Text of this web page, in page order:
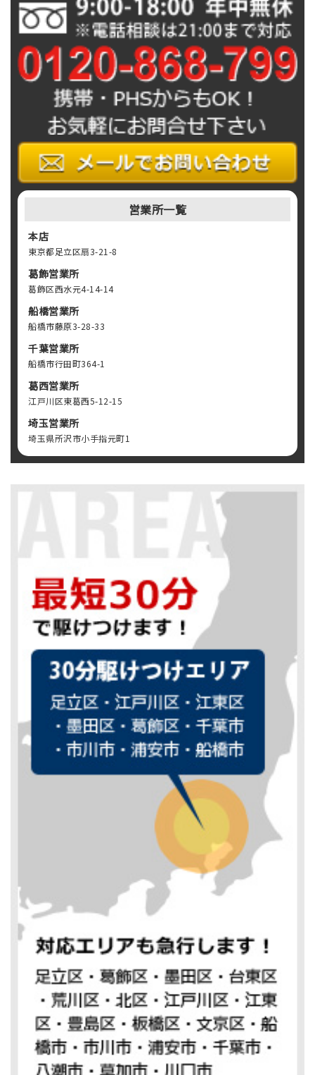
営業所一覧
本店
東京都足立区扇3-21-8
葛飾営業所
葛飾区西水元4-14-14
船橋営業所
船橋市藤原3-28-33
千葉営業所
船橋市行田町364-1
葛西営業所
江戸川区東葛西5-12-15
埼玉営業所
埼玉県所沢市小手指元町1